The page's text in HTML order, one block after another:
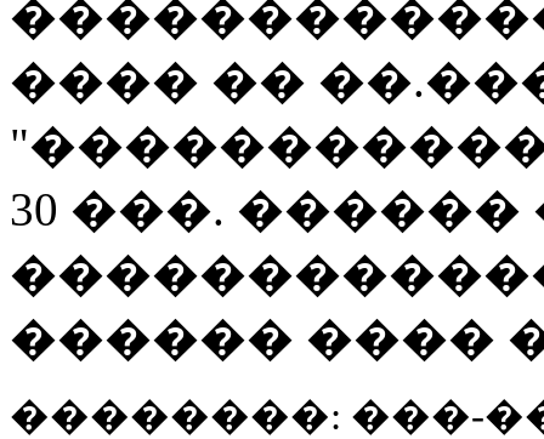
���� ��
30 ���.
������ ����
��������: ���-